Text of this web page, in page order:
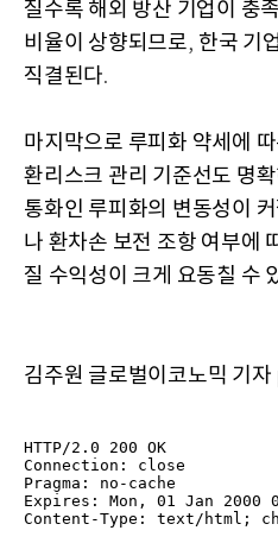
질수록 해외 방산 기업이 충
비율이 상향되므로, 한국 기
직결된다.
마지막으로 루피화 약세에
환리스크 관리 기준선도 명
통화인 루피화의 변동성이
나 환차손 보전 조항 여부에
질 수익성이 크게 요동칠 수
김주원 글로벌이코노믹 기